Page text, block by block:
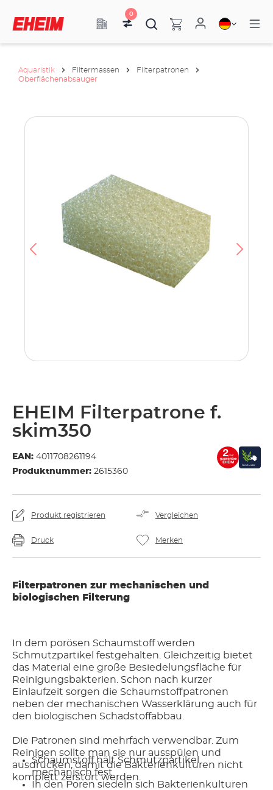
0
Aquaristik Filtermassen
Filterpatronen
Oberflächenabsauger
EHEIM Filterpatrone f.
skim350
EAN: 4011708261194
Produktnummer: 2615360
Produkt registrieren Vergleichen
Druck Merken
Filterpatronen zur mechanischen und
biologischen Filterung
In dem porösen Schaumstoff werden
Schmutzpartikel festgehalten. Gleichzeitig bietet
das Material eine große Besiedelungsfläche für
Reinigungsbakterien. Schon nach kurzer
Einlaufzeit sorgen die Schaumstoffpatronen
neben der mechanischen Wasserklärung auch für
den biologischen Schadstoffabbau.
Die Patronen sind mehrfach verwendbar. Zum
Reinigen sollte man sie nur ausspülen und
ausdrücken, damit die Bakterienkulturen nicht
komplett zerstört werden.
Schaumstoff hält Schmutzpartikel
mechanisch fest
In den Poren siedeln sich Bakterienkulturen